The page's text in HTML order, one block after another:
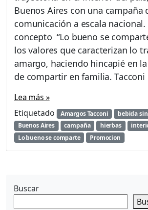
Buenos Aires con una campaña
comunicación a escala nacional.
concepto “Lo bueno se
los valores que caracterizan lo
amargo, haciendo hincapié en
de compartir en familia.
Lea más »
Etiquetado
Amargos Tacconi
bebida
Buenos Aires
campaña hierbas
Lo bueno se comparte
Promocion
Buscar